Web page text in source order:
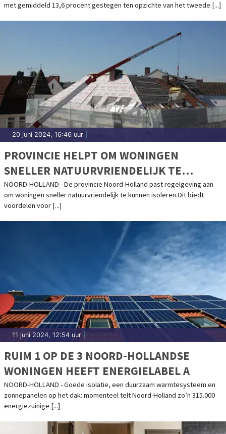
met gemiddeld 13,6 procent gestegen ten opzichte van het tweede [...]
20 juni 2024, 16:46 uur
PROVINCIE HELPT OM WONINGEN
SNELLER NATUURVRIENDELIJK TE
ISOLEREN
NOORD-HOLLAND - De provincie Noord-Holland past regelgeving aan
om woningen sneller natuurvriendelijk te kunnen isoleren.Dit biedt
voordelen voor [...]
11 juni 2024, 12:54 uur
RUIM 1 OP DE 3 NOORD-HOLLANDSE
WONINGEN HEEFT ENERGIELABEL A
NOORD-HOLLAND - Goede isolatie, een duurzaam warmtesysteem en
zonnepanelen op het dak: momenteel telt Noord-Holland zo’n 315.000
energiezuinige [...]